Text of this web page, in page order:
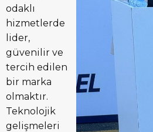
odaklı
hizmetlerde
lider,
güvenilir ve
tercih edilen
bir marka
olmaktır.
Teknolojik
gelişmeleri